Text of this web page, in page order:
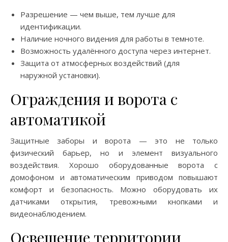
Разрешение — чем выше, тем лучше для
идентификации.
Наличие ночного видения для работы в темноте.
Возможность удалённого доступа через интернет.
Защита от атмосферных воздействий (для
наружной установки).
Ограждения и ворота с
автоматикой
Защитные заборы и ворота — это не только
физический барьер, но и элемент визуального
воздействия. Хорошо оборудованные ворота с
домофоном и автоматическим приводом повышают
комфорт и безопасность. Можно оборудовать их
датчиками открытия, тревожными кнопками и
видеонаблюдением.
Освещение территории